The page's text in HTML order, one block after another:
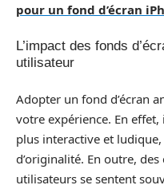
pour un fond d’écran
L’impact des fonds
utilisateur
Adopter un fond d’écran
votre expérience. En
plus interactive et
d’originalité. En outre,
utilisateurs se sentent